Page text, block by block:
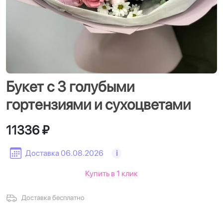
Букет с 3 голубыми
гортензиями и сухоцветами
Доставка 06.08.2026 i
11336 ₽
Доставка бесплатно
Купить в 1 клик